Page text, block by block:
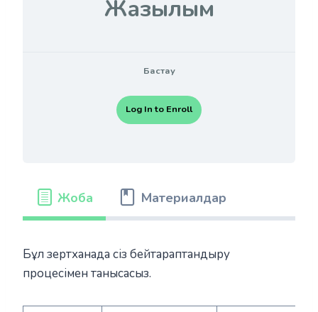
Жазылым
Бастау
Log In to Enroll
Жоба Материалдар
Бұл зертханада сіз бейтараптандыру
процесімен танысасыз.